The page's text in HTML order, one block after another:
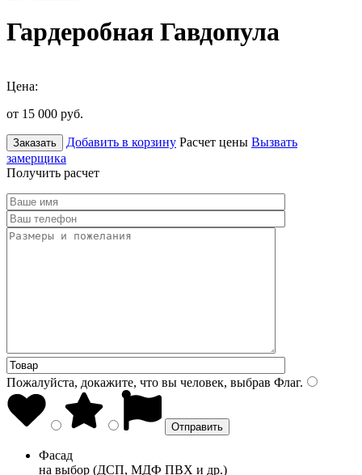
Гардеробная Гавдопула
Цена:
от 15 000 руб.
Заказать Добавить в корзину Расчет цены Вызвать
замерщика
Получить расчет
Пожалуйста, докажите, что вы человек, выбрав Флаг.
Фасад
на выбор (ДСП, МДФ ПВХ и др.)